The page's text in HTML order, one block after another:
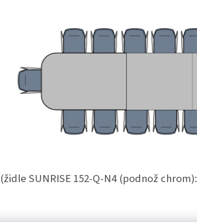
(židle SUNRISE 152-Q-N4 (podnož chrom):